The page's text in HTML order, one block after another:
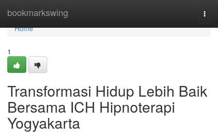
bookmarkswing
Home
Home
1
Transformasi Hidup Lebih Baik
Bersama ICH Hipnoterapi
Yogyakarta